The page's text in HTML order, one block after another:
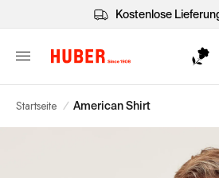
Kostenlose
Startseite / American Shirt